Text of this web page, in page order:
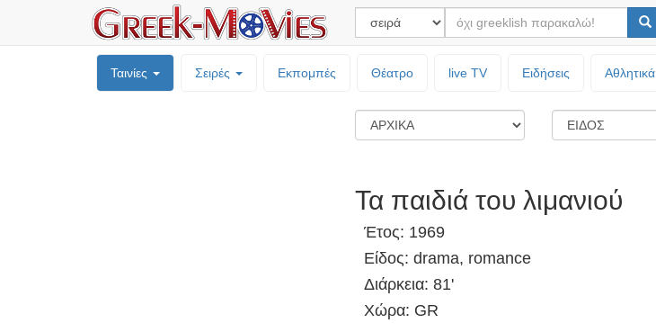
Ταινίες Σειρές Εκπομπές Θέατρο live TV Ειδήσεις Αθλητικά
Τα παιδιά του λιμανιού
Έτος: 1969
Είδος: drama, romance
Διάρκεια: 81'
Χώρα: GR